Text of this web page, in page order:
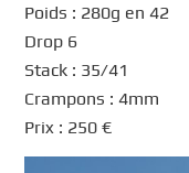
Poids : 280g en 42
Drop 6
Stack : 35/41
Crampons : 4mm
Prix : 250 €